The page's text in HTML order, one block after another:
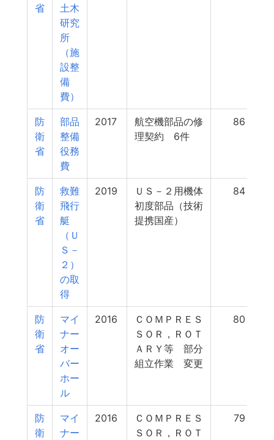
省
土木
研究
所
（施
設整
備
費）
防
衛
省
部品
整備
役務
費
2017
航空機部品の修
理契約 6件
86
防
衛
省
救難
飛行
艇
（Ｕ
Ｓ－
２）
の取
得
2019
ＵＳ－２用機体
初度部品（技術
提携国産）
84
防
衛
省
マイ
ナー
オー
バー
ホー
ル
2016
ＣＯＭＰＲＥＳ
ＳＯＲ，ＲＯＴ
ＡＲＹ等 部分
組立作業 変更
80
防
衛
マイ
ナー
2016
ＣＯＭＰＲＥＳ
ＳＯＲ，ＲＯＴ
79